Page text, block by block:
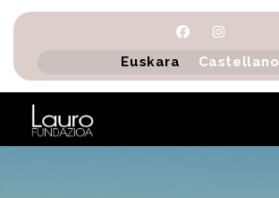
Euskara Castellano